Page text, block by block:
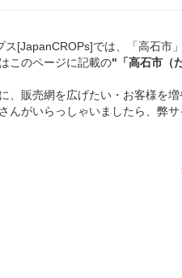
ス[JapanCROPs]では、「高石市
このページに記載の"「高石市（
、販売網を広げたい・お客様を
んがいらっしゃいましたら、弊